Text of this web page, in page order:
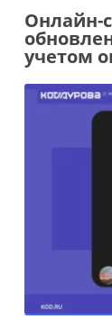
Онлайн-
учетом